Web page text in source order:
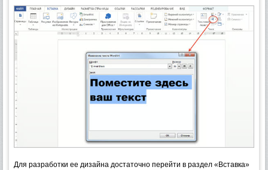
Для разработки ее дизайна достаточно перейти в раздел «Вставка»